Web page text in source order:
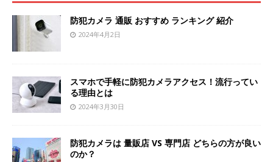
防犯カメラ 通販 おすすめ ランキング 紹介
2024年4月2日
スマホで手軽に防犯カメラアクセス！流行ってい
る理由とは
2024年3月30日
防犯カメラは 量販店 VS 専門店 どちらの方が良い
のか？